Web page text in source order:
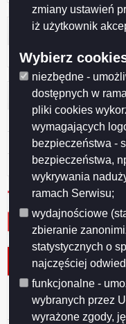
zmiany ustawień
iż użytkownik
Wybierz
niezbędne -
dostępnych w
pliki cookies
wymagających
bezpieczeństwa -
bezpieczeństwa,
wykrywania
ramach Serwisu;
wydajnościowe
zbieranie
statystycznych o
najczęściej
funkcjonalne -
wybranych przez
wyrażone zgody,
Administracja
Zaloguj się
Otwarte dane
JSON
CSV
Protokół nr 30/2013